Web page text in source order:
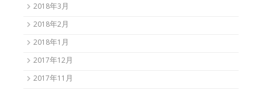
2018年3月
2018年2月
2018年1月
2017年12月
2017年11月